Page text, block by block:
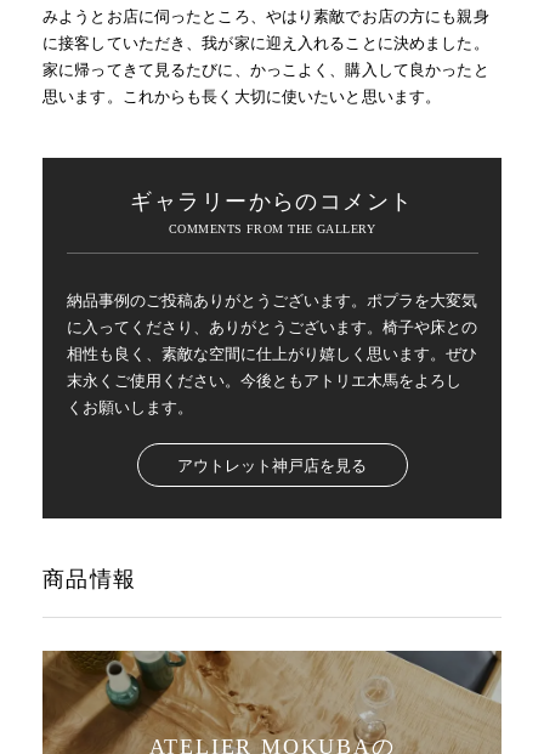
みようとお店に伺ったところ、やはり素敵でお店の方にも親身
に接客していただき、我が家に迎え入れることに決めました。
家に帰ってきて見るたびに、かっこよく、購入して良かったと
思います。これからも長く大切に使いたいと思います。
ギャラリーからのコメント
納品事例のご投稿ありがとうございます。ポプラを大変気
に入ってくださり、ありがとうございます。椅子や床との
相性も良く、素敵な空間に仕上がり嬉しく思います。ぜひ
末永くご使用ください。今後ともアトリエ木馬をよろし
くお願いします。
アウトレット神戸店を見る
商品情報
ATELIER MOKUBAの